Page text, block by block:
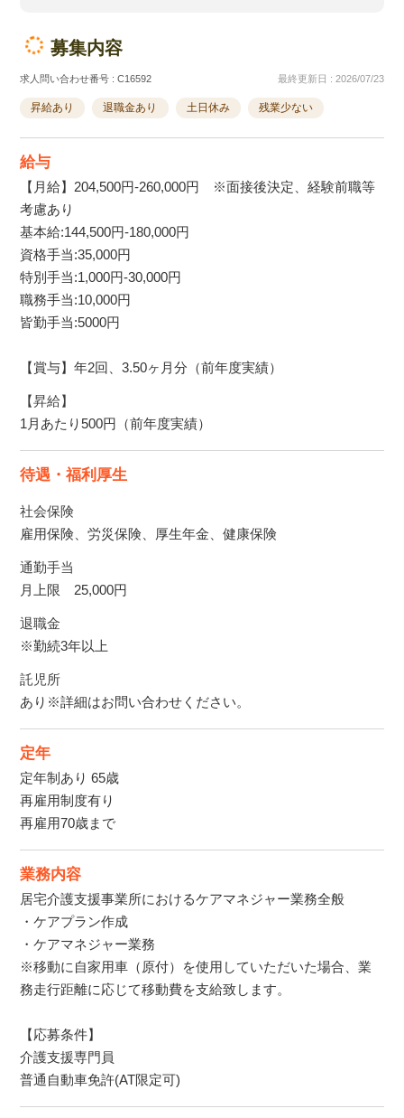
募集内容
求人問い合わせ番号 : C16592 最終更新日 : 2026/07/23
昇給あり 退職金あり 土日休み 残業少ない
給与
【月給】204,500円-260,000円 ※面接後決定、経験前職等
考慮あり
基本給:144,500円-180,000円
資格手当:35,000円
特別手当:1,000円-30,000円
職務手当:10,000円
皆勤手当:5000円
【賞与】年2回、3.50ヶ月分（前年度実績）
【昇給】
1月あたり500円（前年度実績）
待遇・福利厚生
社会保険
雇用保険、労災保険、厚生年金、健康保険
通勤手当
月上限 25,000円
退職金
※勤続3年以上
託児所
あり※詳細はお問い合わせください。
定年
定年制あり 65歳
再雇用制度有り
再雇用70歳まで
業務内容
居宅介護支援事業所におけるケアマネジャー業務全般
・ケアプラン作成
・ケアマネジャー業務
※移動に自家用車（原付）を使用していただいた場合、業
務走行距離に応じて移動費を支給致します。
【応募条件】
介護支援専門員
普通自動車免許(AT限定可)